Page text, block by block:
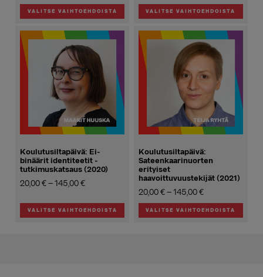
-
145,00 €
VALITSE VAIHTOEHDOISTA
tuotteella
on
useampi
muunnelma.
tuotteen
sivulla.
20,00 €
VALITSE VAIHTOEHDOISTA
tuotteella
on
useampi
muunnelma.
tuotteen
sivulla.
Koulutusiltapäivä: Ei-
binäärit identiteetit -
tutkimuskatsaus (2020)
20,00€ – 145,00€Hintaluokka:
-
145,00 €
VALITSE VAIHTOEHDOISTA
Koulutusiltapäivä:
Sateenkaarinuorten
erityiset
haavoittuvuustekijät (2021)
20,00€ – 145,00€Hintaluokka:
20,00 €
VALITSE VAIHTOEHDOISTA